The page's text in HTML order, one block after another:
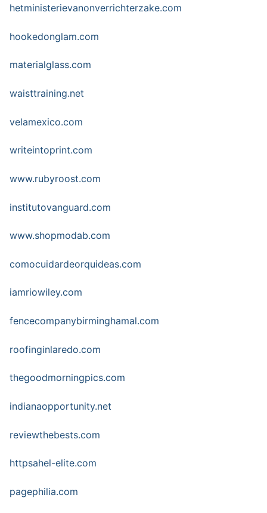
hetministerievanonverrichterzake.com
hookedonglam.com
materialglass.com
waisttraining.net
velamexico.com
writeintoprint.com
www.rubyroost.com
institutovanguard.com
www.shopmodab.com
comocuidardeorquideas.com
iamriowiley.com
fencecompanybirminghamal.com
roofinginlaredo.com
thegoodmorningpics.com
indianaopportunity.net
reviewthebests.com
httpsahel-elite.com
pagephilia.com